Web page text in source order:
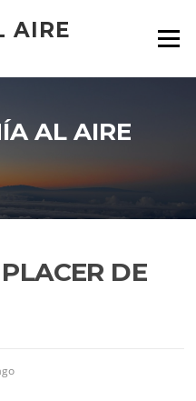
AIRE Menú
AL AIRE
DE